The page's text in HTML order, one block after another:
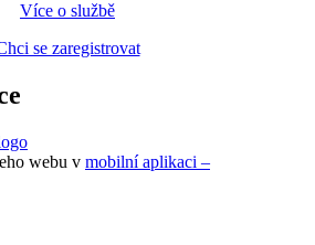
Více o službě
se zaregistrovat
webu v mobilní aplikaci –